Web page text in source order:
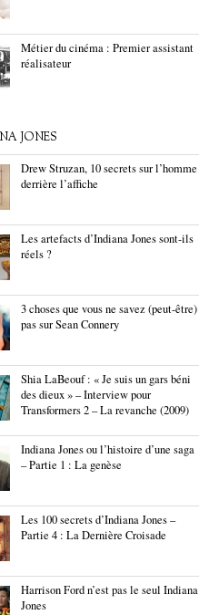
Métier du cinéma : Premier assistant
réalisateur
JONES
Drew Struzan, 10 secrets sur l’homme
derrière l’affiche
Les artefacts d’Indiana Jones sont-ils
réels ?
3 choses que vous ne savez (peut-être)
pas sur Sean Connery
Shia LaBeouf : « Je suis un gars béni
des dieux » – Interview pour
Transformers 2 – La revanche (2009)
Indiana Jones ou l’histoire d’une saga
– Partie 1 : La genèse
Les 100 secrets d’Indiana Jones –
Partie 4 : La Dernière Croisade
Harrison Ford n’est pas le seul Indiana
Jones